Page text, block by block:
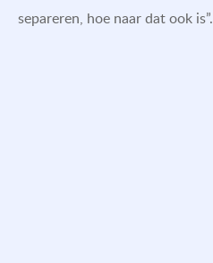
separeren, hoe naar dat ook is”.